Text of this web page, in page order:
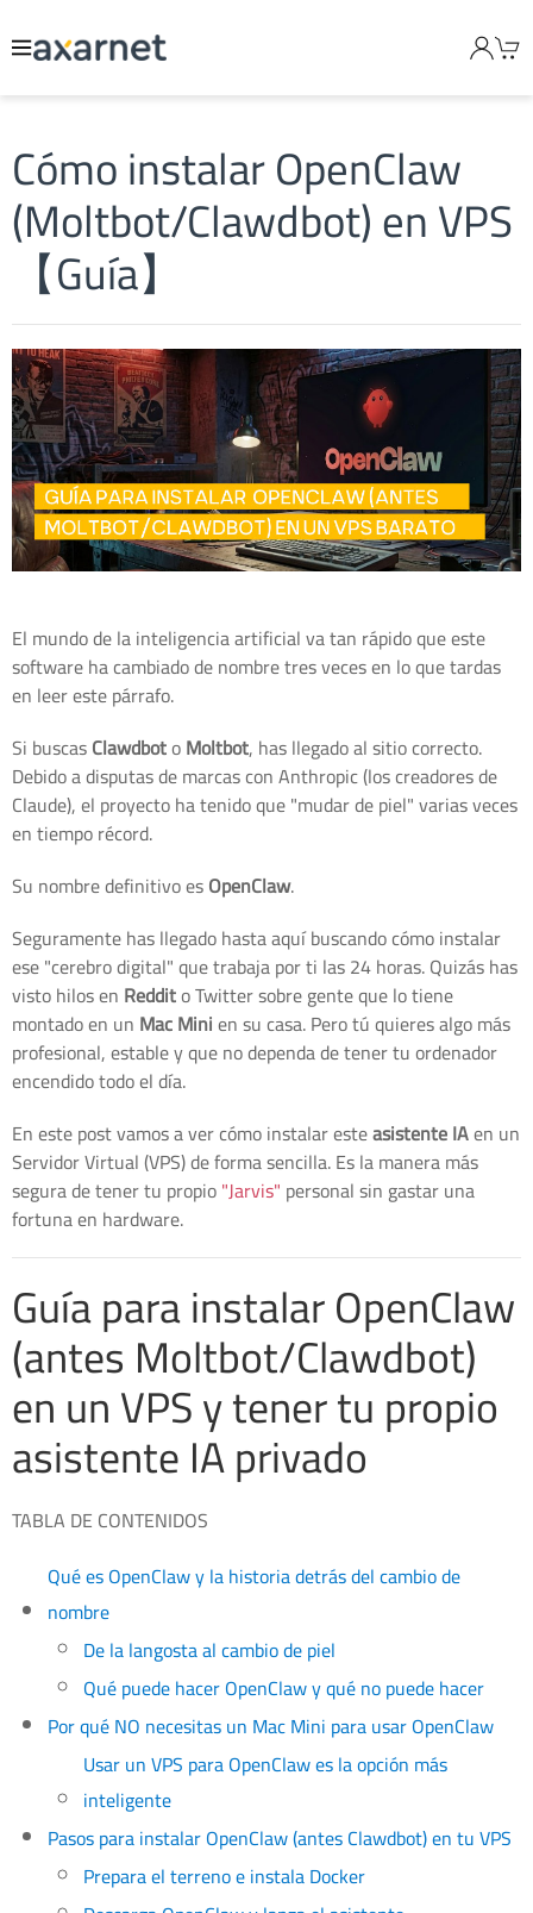
Cómo instalar OpenClaw
(Moltbot/Clawdbot) en VPS
【Guía】
El mundo de la inteligencia artificial va tan rápido que este
software ha cambiado de nombre tres veces en lo que tardas
en leer este párrafo.
Si buscasClawdbotoMoltbot, has llegado al sitio correcto.
Debido a disputas de marcas con Anthropic (los creadores de
Claude), el proyecto ha tenido que "mudar de piel" varias veces
en tiempo récord.
Su nombre definitivo esOpenClaw.
Seguramente has llegado hasta aquí buscando cómo instalar
ese "cerebro digital" que trabaja por ti las 24 horas. Quizás has
visto hilos en Reddito Twitter sobre gente que lo tiene
montado en un Mac Minien su casa. Pero tú quieres algo más
profesional, estable y que no dependa de tener tu ordenador
encendido todo el día.
En este post vamos a ver cómo instalar esteasistente IAen un
Servidor Virtual (VPS) de forma sencilla. Es la manera más
segura de tener tu propio"Jarvis" personal sin gastar una
fortuna en hardware.
Guía para instalar OpenClaw
(antes Moltbot/Clawdbot)
en un VPS y tener tu propio
asistente IA privado
TABLA DE CONTENIDOS
Qué es OpenClaw y la historia detrás del cambio de
nombre
De la langosta al cambio de piel
Qué puede hacer OpenClaw y qué no puede hacer
Por qué NO necesitas un Mac Mini para usar OpenClaw
Usar un VPS para OpenClaw es la opción más
inteligente
Pasos para instalar OpenClaw (antes Clawdbot) en tu VPS
Prepara el terreno e instala Docker